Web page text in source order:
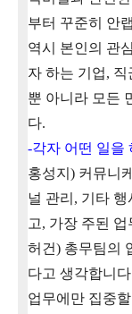
부터 꾸준히 안
역시 본인의 관
자 하는 기업, 직
뿐 아니라 모든
다.
-각자 어떤 일을
홍성지 ) 커뮤니
널 관리 , 기타 행
고, 가장 주된
허건) 총무팀의
다고 생각합니다
업무에만 집중